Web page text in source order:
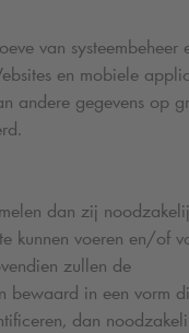
van systeembeheer
en mobiele
andere gegevens op
dan zij
kunnen voeren en/of
zullen de
bewaard in een vorm
dan